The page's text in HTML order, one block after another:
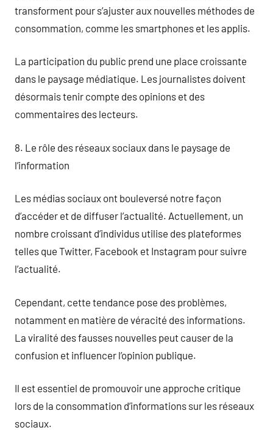
transforment pour s’ajuster aux nouvelles méthodes de
consommation, comme les smartphones et les applis.
La participation du public prend une place croissante
dans le paysage médiatique. Les journalistes doivent
désormais tenir compte des opinions et des
commentaires des lecteurs.
8. Le rôle des réseaux sociaux dans le paysage de
l’information
Les médias sociaux ont bouleversé notre façon
d’accéder et de diffuser l’actualité. Actuellement, un
nombre croissant d’individus utilise des plateformes
telles que Twitter, Facebook et Instagram pour suivre
l’actualité.
Cependant, cette tendance pose des problèmes,
notamment en matière de véracité des informations.
La viralité des fausses nouvelles peut causer de la
confusion et influencer l’opinion publique.
Il est essentiel de promouvoir une approche critique
lors de la consommation d’informations sur les réseaux
sociaux.